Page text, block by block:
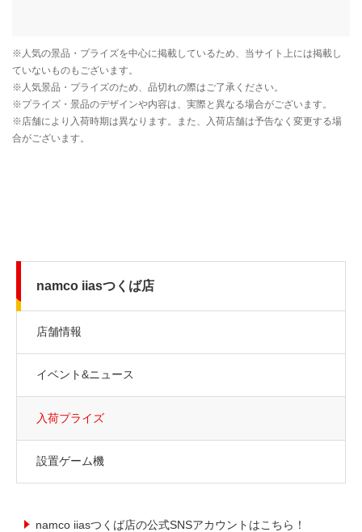
namco iiasつくば店
店舗情報
イベント&ニュース
入荷プライズ
設置ゲーム機
namco iiasつくば店の公式SNSアカウントはこちら！